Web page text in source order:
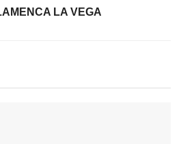
LA VEGA